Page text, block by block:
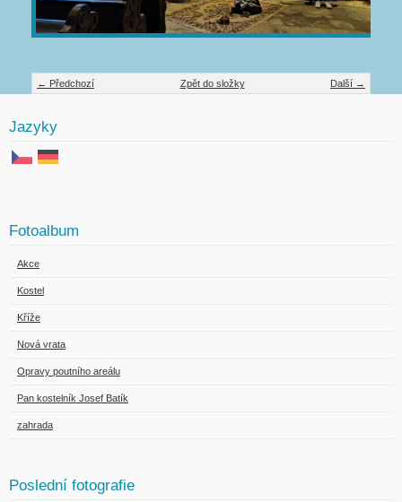
← Předchozí Další →
Zpět do složky
Jazyky
Fotoalbum
Akce
Kostel
Kříže
Nová vrata
Opravy poutního areálu
Pan kostelník Josef Batík
zahrada
Poslední fotografie